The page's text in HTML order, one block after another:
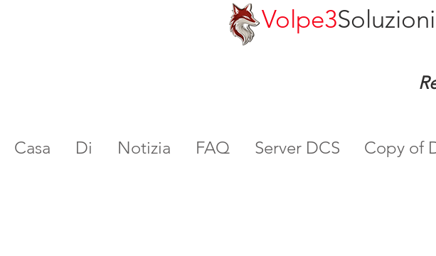
Volpe3
Casa Di Notizia FAQ Server DCS Copy of